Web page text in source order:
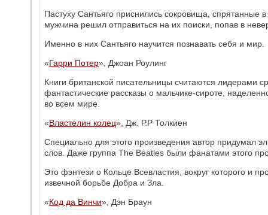
Пастуху Сантьяго приснились сокровища, спрятанные
мужчина решил отправиться на их поиски, попав в
Именно в них Сантьяго научится познавать себя и мир.
«Гарри Потер», Джоан Роулинг
Книги британской писательницы считаются лидерами
фантастические рассказы о мальчике-сироте,
во всем мире.
«Властелин колец», Дж. Р.Р Толкиен
Специально для этого произведения автор придумал
слов. Даже группа The Beatles были фанатами этого
Это фэнтези о Кольце Всевластия, вокруг которого и
извечной борьбе Добра и Зла.
«Код да Винчи», Дэн Браун